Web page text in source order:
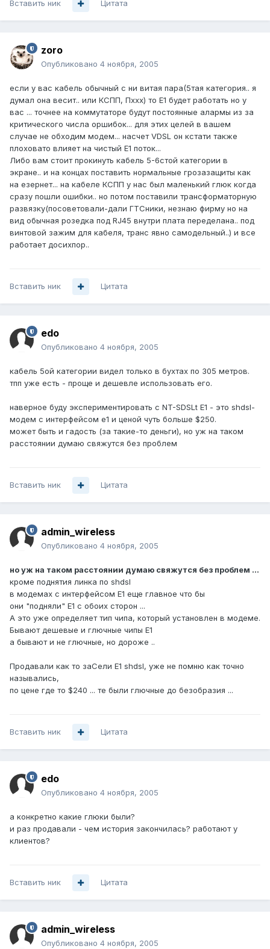
Вставить ник Цитата
zoro
Опубликовано 4 ноября, 2005
если у вас кабель обычный с ни витая пара(5тая категория.. я
думал она весит.. или КСПП, Пххх) то Е1 будет работать но у
вас ... точнее на коммутаторе будут постоянные алармы из за
критического числа оршибок... для этих целей в вашем
случае не обходим модем... насчет VDSL он кстати также
плоховато влияет на чистый Е1 поток...
Либо вам стоит прокинуть кабель 5-6стой категории в
экране.. и на концах поставить нормальные грозазащиты как
на езернет... на кабеле КСПП у нас был маленький глюк когда
сразу пошли ошибки.. но потом поставили трансформаторную
развязку(посоветовали-дали ГТСники, незнаю фирму но на
вид обычная розедка под RJ45 внутри плата переделана.. под
винтовой зажим для кабеля, транс явно самодельный..) и все
работает досихпор..
Вставить ник Цитата
edo
Опубликовано 4 ноября, 2005
кабель 5ой категории видел только в бухтах по 305 метров.
тпп уже есть - проще и дешевле использовать его.
наверное буду экспериментировать с NT-SDSLt E1 - это shdsl-
модем с интерфейсом e1 и ценой чуть больше $250.
может быть и гадость (за такие-то деньги), но уж на таком
расстоянии думаю свяжутся без проблем
Вставить ник Цитата
admin_wireless
Опубликовано 4 ноября, 2005
но уж на таком расстоянии думаю свяжутся без проблем ...
кроме поднятия линка по shdsl
в модемах с интерфейсом E1 еще главное что бы
они "подняли" E1 с обоих сторон ...
А это уже определяет тип чипа, который установлен в модеме.
Бывают дешевые и глючные чипы E1
а бывают и не глючные, но дороже ..
Продавали как то заСели E1 shdsl, уже не помню как точно
назывались,
по цене где то $240 ... те были глючные до безобразия ...
Вставить ник Цитата
edo
Опубликовано 4 ноября, 2005
а конкретно какие глюки были?
и раз продавали - чем история закончилась? работают у
клиентов?
Вставить ник Цитата
admin_wireless
Опубликовано 4 ноября, 2005